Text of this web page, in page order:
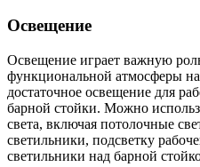
Освещение
Освещение играет важную
функциональной атмосферы
достаточное освещение для
барной стойки. Можно
света, включая потолочные
светильники, подсветку
светильники над барной